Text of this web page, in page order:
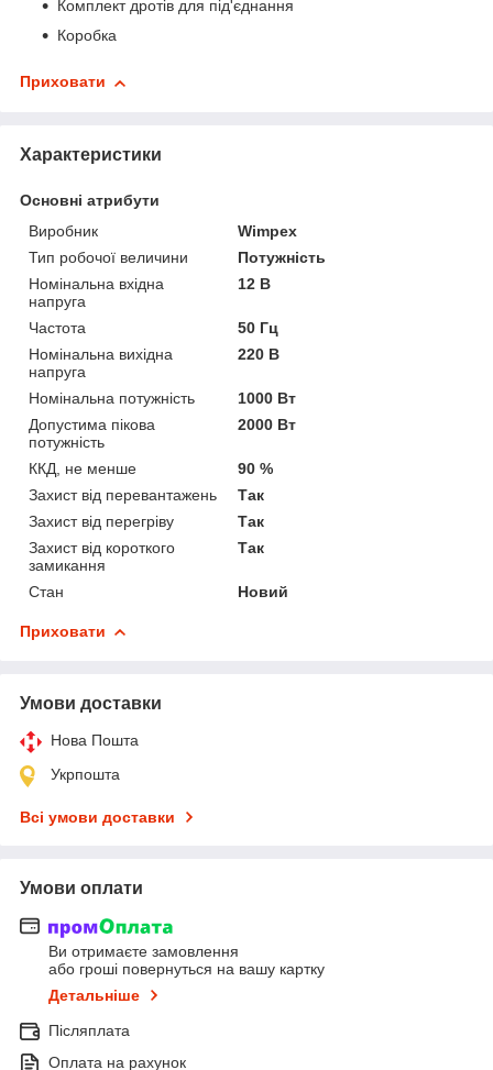
Комплект дротів для під'єднання
Коробка
Приховати
Характеристики
Основні атрибути
Виробник
Wimpex
Тип робочої величини
Потужність
Номінальна вхідна
напруга
12 В
Частота
50 Гц
Номінальна вихідна
напруга
220 В
Номінальна потужність
1000 Вт
Допустима пікова
потужність
2000 Вт
ККД, не менше
90 %
Захист від перевантажень
Так
Захист від перегріву
Так
Захист від короткого
замикання
Так
Стан Новий
Приховати
Умови доставки
Нова Пошта
Укрпошта
Всі умови доставки
Умови оплати
Ви отримаєте замовлення
або гроші повернуться на вашу картку
Детальніше
Післяплата
Оплата на рахунок